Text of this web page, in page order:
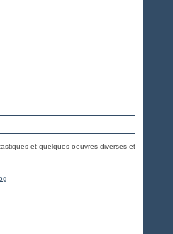
et quelques oeuvres diverses et